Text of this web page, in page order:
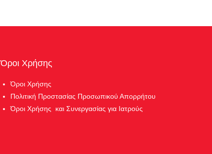
Όροι Χρήσης
Όροι Χρήσης
Πολιτική Προστασίας Προσωπικού Απορρήτου
Όροι Χρήσης και Συνεργασίας για Ιατρούς